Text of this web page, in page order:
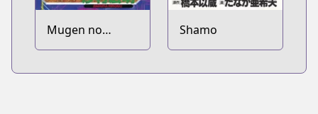
Mugen no
Juunin
Shamo